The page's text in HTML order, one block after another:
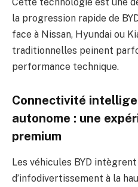
la progression rapide de
face à Nissan, Hyundai ou
traditionnelles peinent
performance technique.
Connectivité
autonome : une
premium
Les véhicules BYD
d’infodivertissement à la